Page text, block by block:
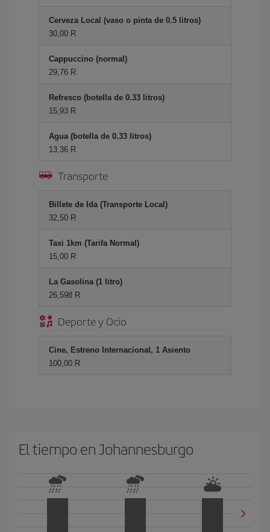
Cerveza Local (vaso o pinta de 0.5 litros)
30,00 R
Cappuccino (normal)
29,76 R
Refresco (botella de 0.33 litros)
15,93 R
Agua (botella de 0.33 litros)
13,36 R
Transporte
Billete de Ida (Transporte Local)
32,50 R
Taxi 1km (Tarifa Normal)
15,00 R
La Gasolina (1 litro)
26,598 R
Deporte y Ocio
Cine, Estreno Internacional, 1 Asiento
100,00 R
El tiempo en Johannesburgo